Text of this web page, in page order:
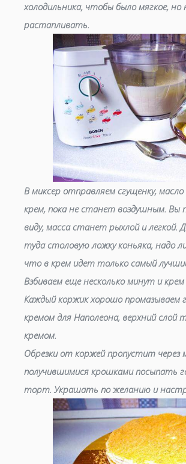
холодильника, чтобы было мягкое, но
растапливать.
В миксер отправляем сгущенку, масло
крем, пока не станет воздушным. Вы
виду, масса станет рыхлой и легкой.
туда столовую ложку коньяка, надо
что в крем идет только самый
Взбиваем еще несколько минут и
Каждый коржик хорошо промазываем
кремом для Наполеона, верхний слой
кремом.
Обрезки от коржей пропустит через
получившимися крошками посыпать
торт. Украшать по желанию и